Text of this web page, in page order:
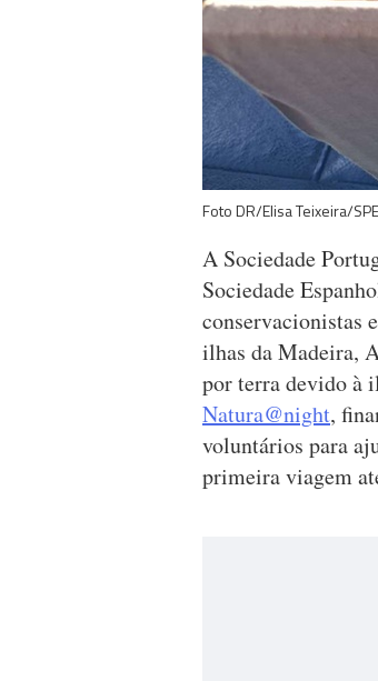
Foto DR/Elisa Teixeira/
A Sociedade
Sociedade
conservacionistas
ilhas da Madeira,
por terra devido à
Natura@night,
voluntários para
primeira viagem